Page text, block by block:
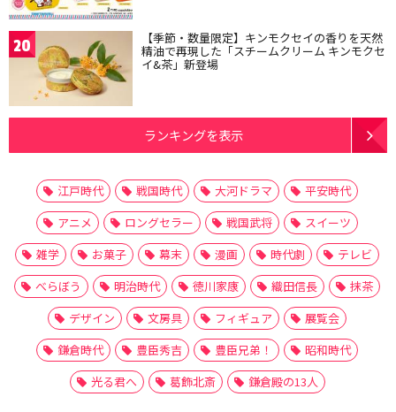
20 【季節・数量限定】キンモクセイの香りを天然
精油で再現した「スチームクリーム キンモクセ
イ&茶」新登場
ランキングを表示
江戸時代 戦国時代 大河ドラマ
平安時代
アニメ
ロングセラー 戦国武将
スイーツ
雑学
お菓子 幕末 漫画 時代劇
テレビ
べらぼう
明治時代 徳川家康 織田信長
抹茶
デザイン
文房具 フィギュア
展覧会
鎌倉時代
豊臣秀吉 豊臣兄弟！
昭和時代
光る君へ
葛飾北斎 鎌倉殿の13人